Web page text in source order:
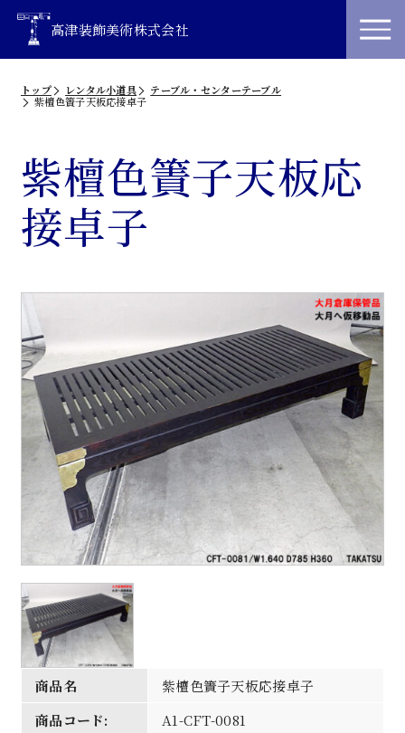
高津装飾美術株式会社
トップ レンタル小道具
テーブル・センターテーブル
紫檀色簀子天板応接卓子
紫檀色簀子天板応
接卓子
商品名
紫檀色簀子天板応接卓子
商品コード:
A1-CFT-0081